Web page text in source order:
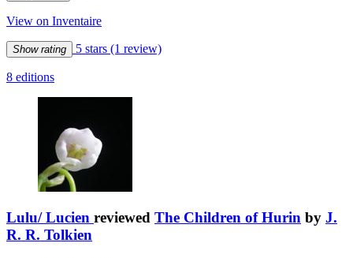
View on Inventaire
Show rating 5 stars (1 review)
8 editions
Lulu/ Lucien reviewed The Children of Hurin by J.
R. R. Tolkien